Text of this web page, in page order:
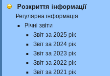
Розкриття інформації
Регулярна інформація
Річні звіти
Звіт за 2025 рік
Звіт за 2024 рік
Звіт за 2023 рік
Звіт за 2022 рік
Звіт за 2021 рік